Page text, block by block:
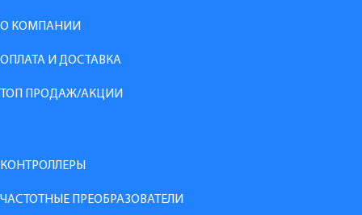
О КОМПАНИИ
ОПЛАТА И ДОСТАВКА
ТОП ПРОДАЖ/АКЦИИ
КОНТРОЛЛЕРЫ
ЧАСТОТНЫЕ ПРЕОБРАЗОВАТЕЛИ